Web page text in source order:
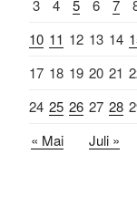
3 4 5 6 7
10 11 12 13 14
17 18 19 20 21
24 25 26 27 28
« Mai
Juli »